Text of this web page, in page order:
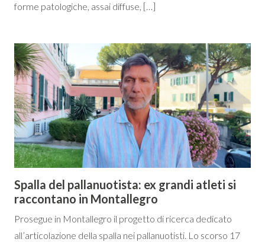
forme patologiche, assai diffuse, […]
Spalla del pallanuotista: ex grandi atleti si
raccontano in Montallegro
Prosegue in Montallegro il progetto di ricerca dedicato
all’articolazione della spalla nei pallanuotisti. Lo scorso 17